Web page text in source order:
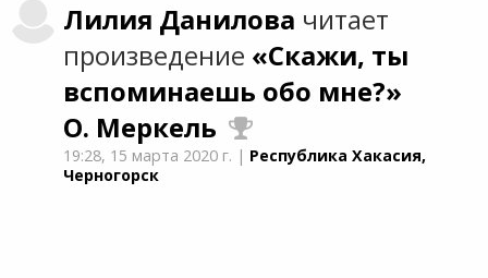
Лилия Данилова читает
произведение «Скажи, ты
вспоминаешь обо мне?»
О. Меркель
19:28, 15 марта 2020 г. | Республика Хакасия,
Черногорск